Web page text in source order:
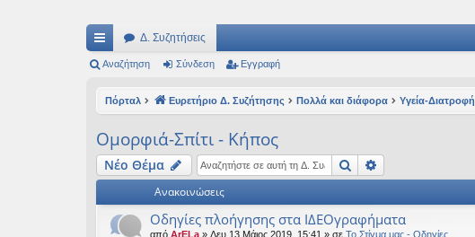
ρή
ς
συ
Δ. Συζητήσεις
Αναζήτηση Σύνδεση Εγγραφή
Πόρταλ Ευρετήριο Δ. Συζήτησης Πολλά και διάφορα Υγεία-Διατροφή
Ομορφιά-Σπίτι - Κήπος
Νέο Θέμα Αναζήτηση
Ανακοινώσεις
Οδηγίες πλοήγησης στα ΙΔΕΟγραφήματα
από ArELa » Δευ 13 Μάιος 2019, 15:41 » σε Το Στίγμα μας - Οδηγίες